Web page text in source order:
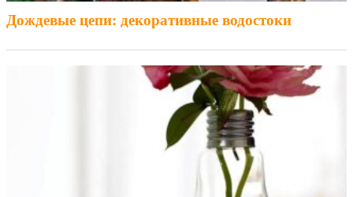
Дождевые цепи: декоративные водостоки